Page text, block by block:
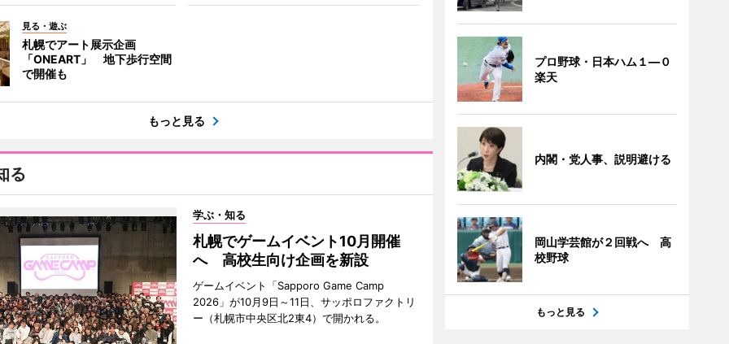
見る・遊ぶ
札幌でアート展示企画
「ONEART」 地下歩行空間
で開催も
もっと見る
る
学ぶ・知る
札幌でゲームイベント10月開催
へ 高校生向け企画を新設
ゲームイベント「Sapporo Game Camp
2026」が10月9日～11日、サッポロファクトリ
ー（札幌市中央区北2東4）で開かれる。
プロ野球・日本ハム１―０
楽天
内閣・党人事、説明避ける
岡山学芸館が２回戦へ 高
校野球
もっと見る